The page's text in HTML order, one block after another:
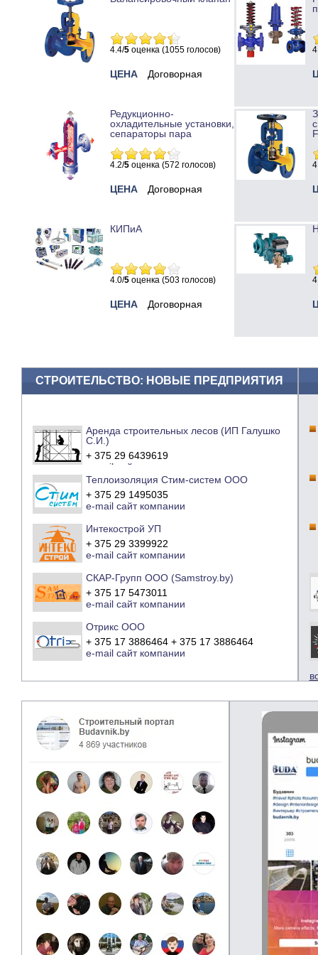
4.4/5 оценка (1055 голосов)
ЦЕНА Договорная
Редукционно-
охладительные установки,
сепараторы пара
4.2/5 оценка (572 голосов)
ЦЕНА Договорная
КИПиА
4.0/5 оценка (503 голосов)
ЦЕНА Договорная
СТРОИТЕЛЬСТВО: НОВЫЕ ПРЕДПРИЯТИЯ
Аренда строительных лесов (ИП Галушко
С.И.)
+ 375 29 6439619
e-mail
сайт компании
Теплоизоляция Стим-систем ООО
+ 375 29 1495035
e-mail сайт компании
Интекострой УП
+ 375 29 3399922
e-mail сайт компании
СКАР-Групп ООО (Samstroy.by)
+ 375 17 5473011
e-mail сайт компании
Отрикс ООО
+ 375 17 3886464 + 375 17 3886464
e-mail сайт компании